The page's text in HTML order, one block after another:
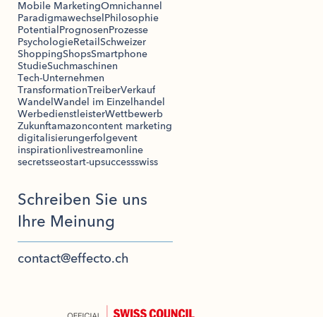
Mobile MarketingOmnichannel
Paradigmawechsel Philosophie
Potential Prognosen Prozesse
PsychologieRetail Schweizer
ShoppingShopsSmartphone
StudieSuchmaschinen
Tech-Unternehmen
TransformationTreiberVerkauf
Wandel Wandel im Einzelhandel
WerbedienstleisterWettbewerb
Zukunftamazoncontent marketing
digitalisierungerfolgevent
inspiration livestreamonline
secretsseostart-upsuccessswiss
Schreiben Sie uns
Ihre Meinung
contact@effecto.ch